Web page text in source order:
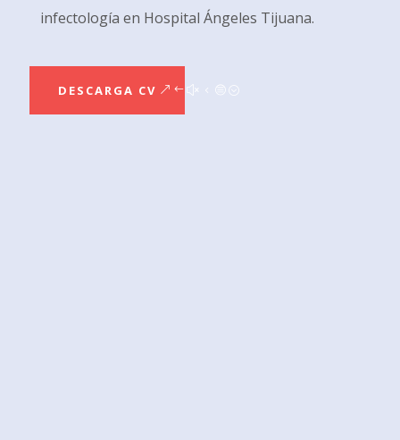
infectología en Hospital Ángeles Tijuana.
DESCARGA CV